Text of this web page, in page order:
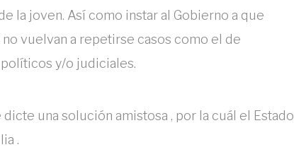
la joven. Así como instar al Gobierno a que
vuelvan a repetirse casos como el de
políticos y/o judiciales.
una solución amistosa , por la cuál el Estado
.